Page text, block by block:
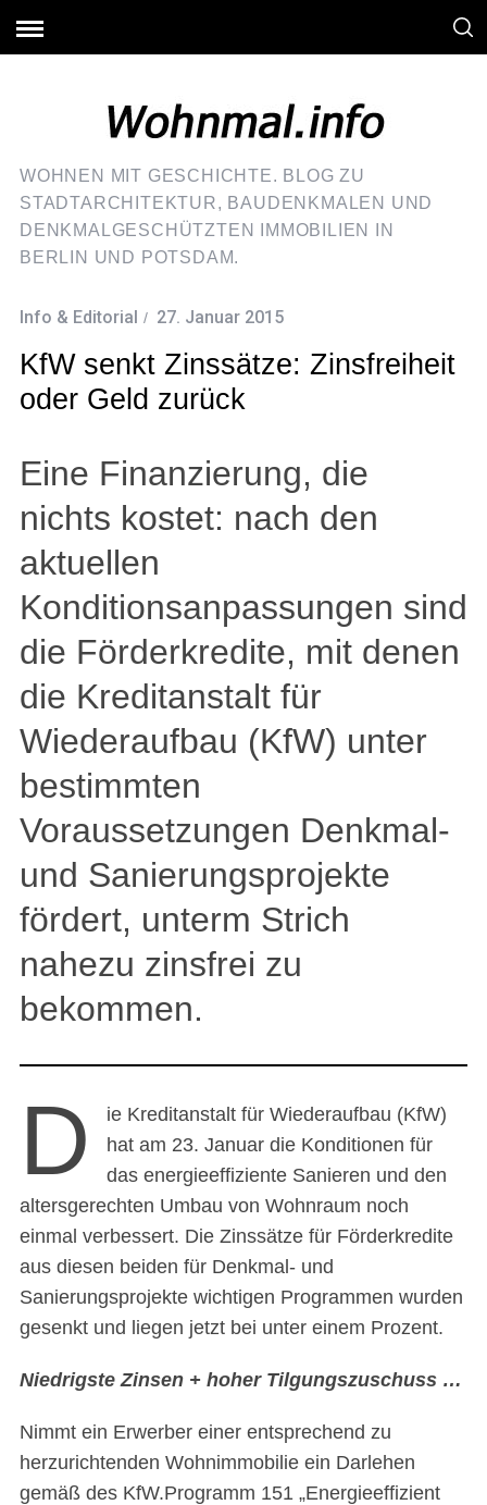
WOHNEN MIT GESCHICHTE. BLOG ZU
STADTARCHITEKTUR, BAUDENKMALEN UND
DENKMALGESCHÜTZTEN IMMOBILIEN IN
BERLIN UND POTSDAM.
Info & Editorial 27. Januar 2015
KfW senkt Zinssätze: Zinsfreiheit
oder Geld zurück
Eine Finanzierung, die
nichts kostet: nach den
aktuellen
Konditionsanpassungen sind
die Förderkredite, mit denen
die Kreditanstalt für
Wiederaufbau (KfW) unter
bestimmten
Voraussetzungen Denkmal-
und Sanierungsprojekte
fördert, unterm Strich
nahezu zinsfrei zu
bekommen.
D
ie Kreditanstalt für Wiederaufbau (KfW)
hat am 23. Januar die Konditionen für
das energieeffiziente Sanieren und den
altersgerechten Umbau von Wohnraum noch
einmal verbessert. Die Zinssätze für Förderkredite
aus diesen beiden für Denkmal- und
Sanierungsprojekte wichtigen Programmen wurden
gesenkt und liegen jetzt bei unter einem Prozent.
Niedrigste Zinsen + hoher Tilgungszuschuss …
Nimmt ein Erwerber einer entsprechend zu
herzurichtenden Wohnimmobilie ein Darlehen
gemäß des KfW.Programm 151 „Energieeffizient